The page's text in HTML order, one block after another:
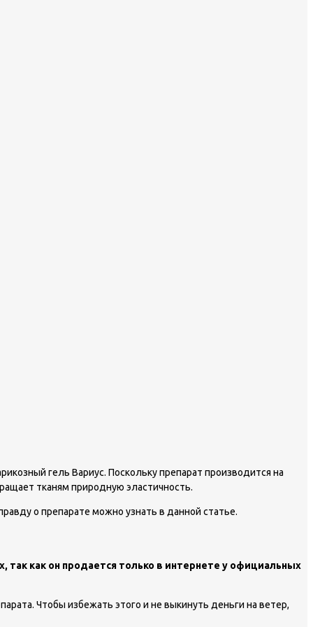
гель Вариус. Поскольку препарат производится на
тканям природную эластичность.
о препарате можно узнать в данной статье.
как он продается только в интернете у официальных
Чтобы избежать этого и не выкинуть деньги на ветер,